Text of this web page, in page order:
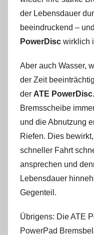
der Lebensdauer
beeindruckend –
PowerDisc wirklich
Aber auch Wasser,
der Zeit
der ATE PowerDisc
Bremsscheibe
und die Abnutzung
Riefen. Dies
schneller Fahrt
ansprechen und
Lebensdauer
Gegenteil.
Übrigens: Die ATE
PowerPad